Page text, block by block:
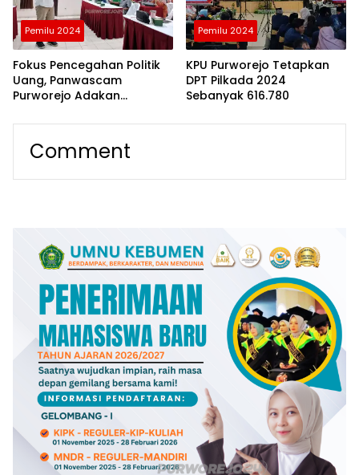
Pemilu 2024
Fokus Pencegahan Politik
Uang, Panwascam
Purworejo Adakan
Partisiatif
Pemilu 2024
KPU Purworejo Tetapkan
DPT Pilkada 2024
Sebanyak 616.780
Comment